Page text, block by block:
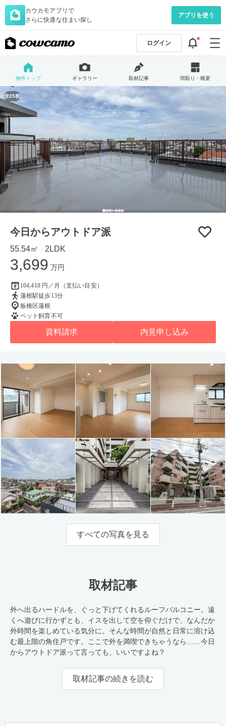
カウカモアプリで
さらに快適な住まい探し
アプリを使う
ログイン
物件トップ ギャラリー 取材記事 間取り・概要
全25枚
今日からアウトドア派
55.54㎡ ・ 2LDK
3,699 万円
104,418 円／月（支払い目安）
蓮根駅徒歩13分
板橋区蓮根
ペット飼育不可
資料請求 内見申し込み
すべての写真を見る
取材記事
外へ出るハードルを、ぐっと下げてくれるルーフバルコニー。遠
くへ遊びに行かずとも、イスを出して空を仰ぐだけで、なんだか
外時間を楽しめている気分に。そんな時間が自然と日常に溶け込
む最上階の角住戸です。ここで外を満喫できちゃうなら……今日
からアウトドア派って言っても、いいですよね？
取材記事の続きを読む